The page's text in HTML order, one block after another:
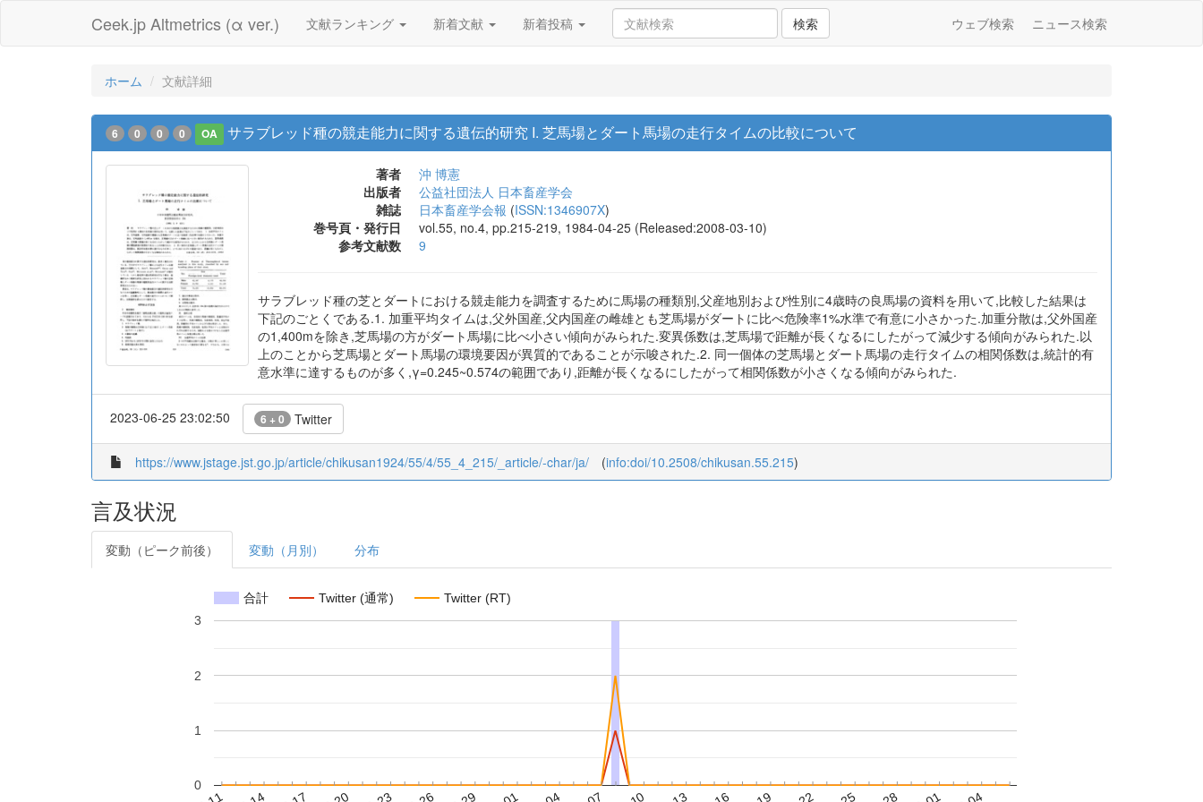
Ceek.jp Altmetrics (α ver.) 文献ランキング 新着文献 新着投稿 検索 ウェブ検索 ニュース検索
ホーム 文献詳細
6 0 0 0 OA サラブレッド種の競走能力に関する遺伝的研究 I. 芝馬場とダート馬場の走行タイムの比較について
著者
沖 博憲
出版者
公益社団法人 日本畜産学会
雑誌
日本畜産学会報 (ISSN:1346907X)
巻号頁・発行日
vol.55, no.4, pp.215-219, 1984-04-25 (Released:2008-03-10)
参考文献数
9
サラブレッド種の芝とダートにおける競走能力を調査するために馬場の種類別,父産地別および性別に4歳時の良馬場の資料を用いて,比較した結果は
下記のごとくである.1. 加重平均タイムは,父外国産,父内国産の雌雄とも芝馬場がダートに比べ危険率1%水準で有意に小さかった.加重分散は,父外国産
の1,400mを除き,芝馬場の方がダート馬場に比べ小さい傾向がみられた.変異係数は,芝馬場で距離が長くなるにしたがって減少する傾向がみられた.以
上のことから芝馬場とダート馬場の環境要因が異質的であることが示唆された.2. 同一個体の芝馬場とダート馬場の走行タイムの相関係数は,統計的有
意水準に達するものが多く,γ=0.245~0.574の範囲であり,距離が長くなるにしたがって相関係数が小さくなる傾向がみられた.
2023-06-25 23:02:50 6 + 0 Twitter
https://www.jstage.jst.go.jp/article/chikusan1924/55/4/55_4_215/_article/-char/ja/ (info:doi/10.2508/chikusan.55.215)
言及状況
変動（ピーク前後） 変動（月別） 分布
合計 Twitter (通常) Twitter (RT)
0
1
2
3